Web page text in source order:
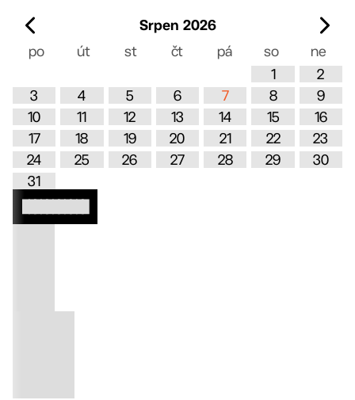
Srpen 2026
po
út st čt pá so
ne
1
2
3
4 5 6 7 8
9
10
11 12 13 14 15
16
17
18 19 20 21 22
23
24
25 26 27 28 29
30
31